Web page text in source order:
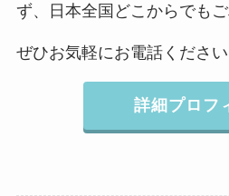
ず、日本全国どこからでもご
ぜひお気軽にお電話ください
詳細プロフ